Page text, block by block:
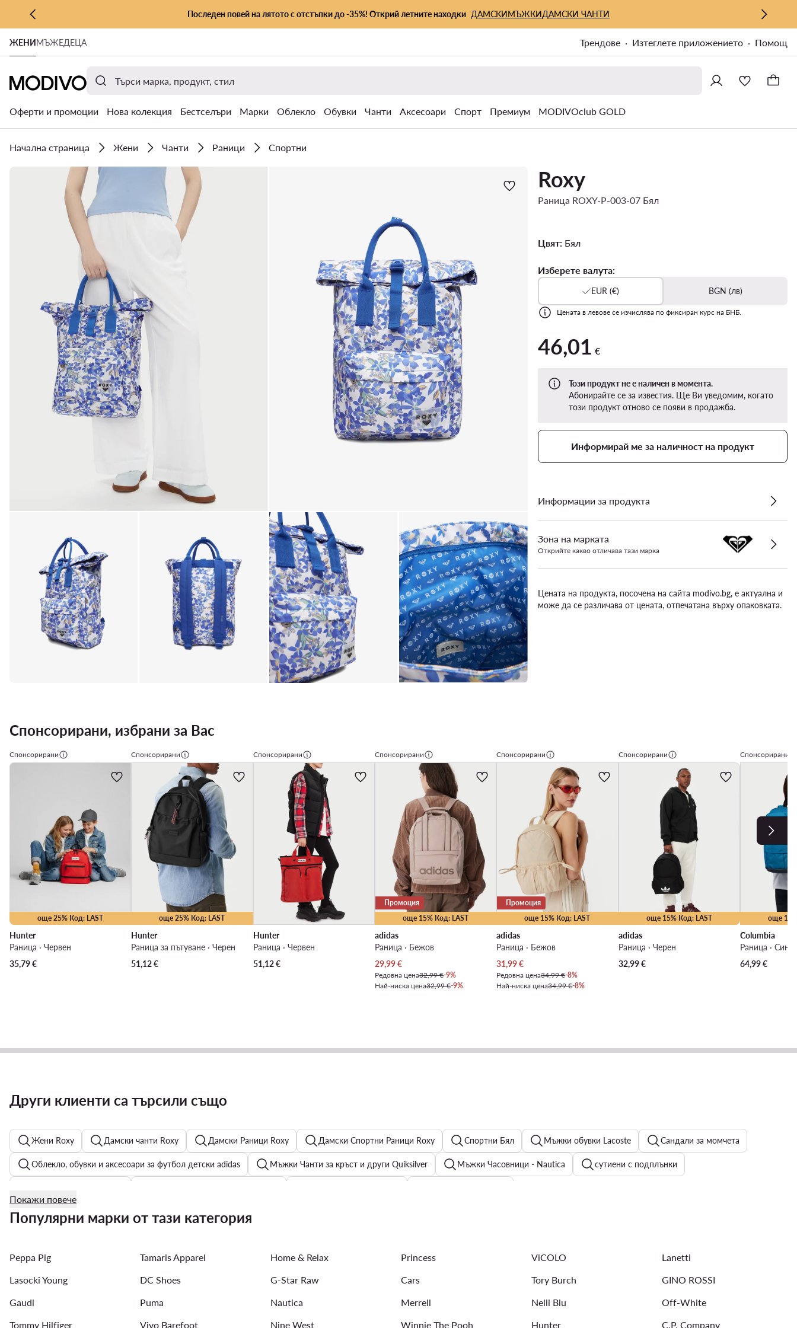
КЪМ ОСНОВНОТО СЪДЪРЖАНИЕ
КЪМ ТЪРСЕНЕ
Последен повей на лятото с отстъпки до -35%! Открий летните находки ДАМСКИМЪЖКИДАМСКИ ЧАНТИ
ЖЕНИМЪЖЕДЕЦА Трендове Изтеглете приложението Помощ
Оферти и промоции Нова колекция Бестселъри Марки Облекло Обувки Чанти Аксесоари Спорт Премиум MODIVOclub GOLD
Начална страница Жени Чанти Раници Спортни
Roxy
Раница ROXY-P-003-07 Бял
Цвят:Бял
Изберете валута:
EUR (€) BGN (лв)
Цената в левове се изчислява по фиксиран курс на БНБ.
46,01 €
46,01 €
Този продукт не е наличен в момента.
Абонирайте се за известия. Ще Ви уведомим, когато
този продукт отново се появи в продажба.
Информирай ме за наличност на продукт
Информации за продукта
Зона на марката
Открийте какво отличава тази марка
Цената на продукта, посочена на сайта modivo.bg, е актуална и
може да се различава от цената, отпечатана върху опаковката.
Спонсорирани, избрани за Вас
Спонсорирани
още 25% Код: LAST
Hunter
Раница · Червен
35,79€
Спонсорирани
още 25% Код: LAST
Hunter
Раница за пътуване · Черен
51,12€
Спонсорирани
Hunter
Раница · Червен
51,12€
Спонсорирани
още 15% Код: LAST
Промоция
adidas
Раница · Бежов
Актуална цена
29,99€
Редовна цена32,99 €-9%
Най-ниска цена32,99 €-9%
Спонсорирани
още 15% Код: LAST
Промоция
adidas
Раница · Бежов
Актуална цена
31,99€
Редовна цена34,99 €-8%
Най-ниска цена34,99 €-8%
Спонсорирани
още 15% Код: LAST
adidas
Раница · Черен
32,99€
Спонсорирани
още
Columbia
Раница · Син
64,99€
Други клиенти са търсили също
Жени Roxy Дамски чанти Roxy Дамски Раници Roxy Дамски Спортни Раници Roxy Спортни Бял Мъжки обувки Lacoste Сандали за момчета
Облекло, обувки и аксесоари за футбол детски adidas Мъжки Чанти за кръст и други Quiksilver Мъжки Часовници - Nautica сутиени с подплънки
Мъжки Костюми Мъжки Joggers Мъжки Обувки - G-Star Raw
Покажи повече
Популярни марки от тази категория
Peppa Pig Tamaris Apparel Home & Relax Princess ViCOLO
Lanetti
Lasocki Young
DC Shoes G-Star Raw Cars Tory Burch
GINO ROSSI
Gaudi
Puma Nautica Merrell Nelli Blu
Off-White
Tommy Hilfiger
Vivo Barefoot Nine West Winnie The Pooh Hunter C.P. Company